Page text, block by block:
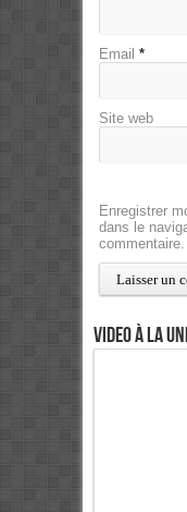
Email *
Site web
Enregistrer
dans le
commentaire.
Video à la